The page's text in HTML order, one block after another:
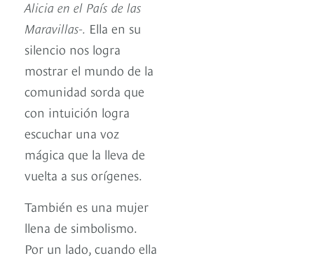
Alicia en el País de las
Maravillas-. Ella en su
silencio nos logra
mostrar el mundo de la
comunidad sorda que
con intuición logra
escuchar una voz
mágica que la lleva de
vuelta a sus orígenes.
También es una mujer
llena de simbolismo.
Por un lado, cuando ella